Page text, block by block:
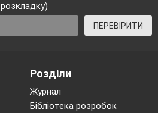
розкладку)
ПЕРЕВІРИТИ
Розділи
Журнал
Бібліотека розробок